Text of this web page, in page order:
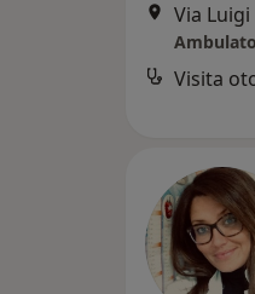
Via
Visita